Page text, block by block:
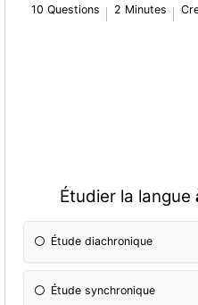
10 Questions 2 Minutes
Étudier la langue
Étude diachronique
Étude synchronique